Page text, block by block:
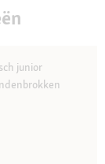
junior